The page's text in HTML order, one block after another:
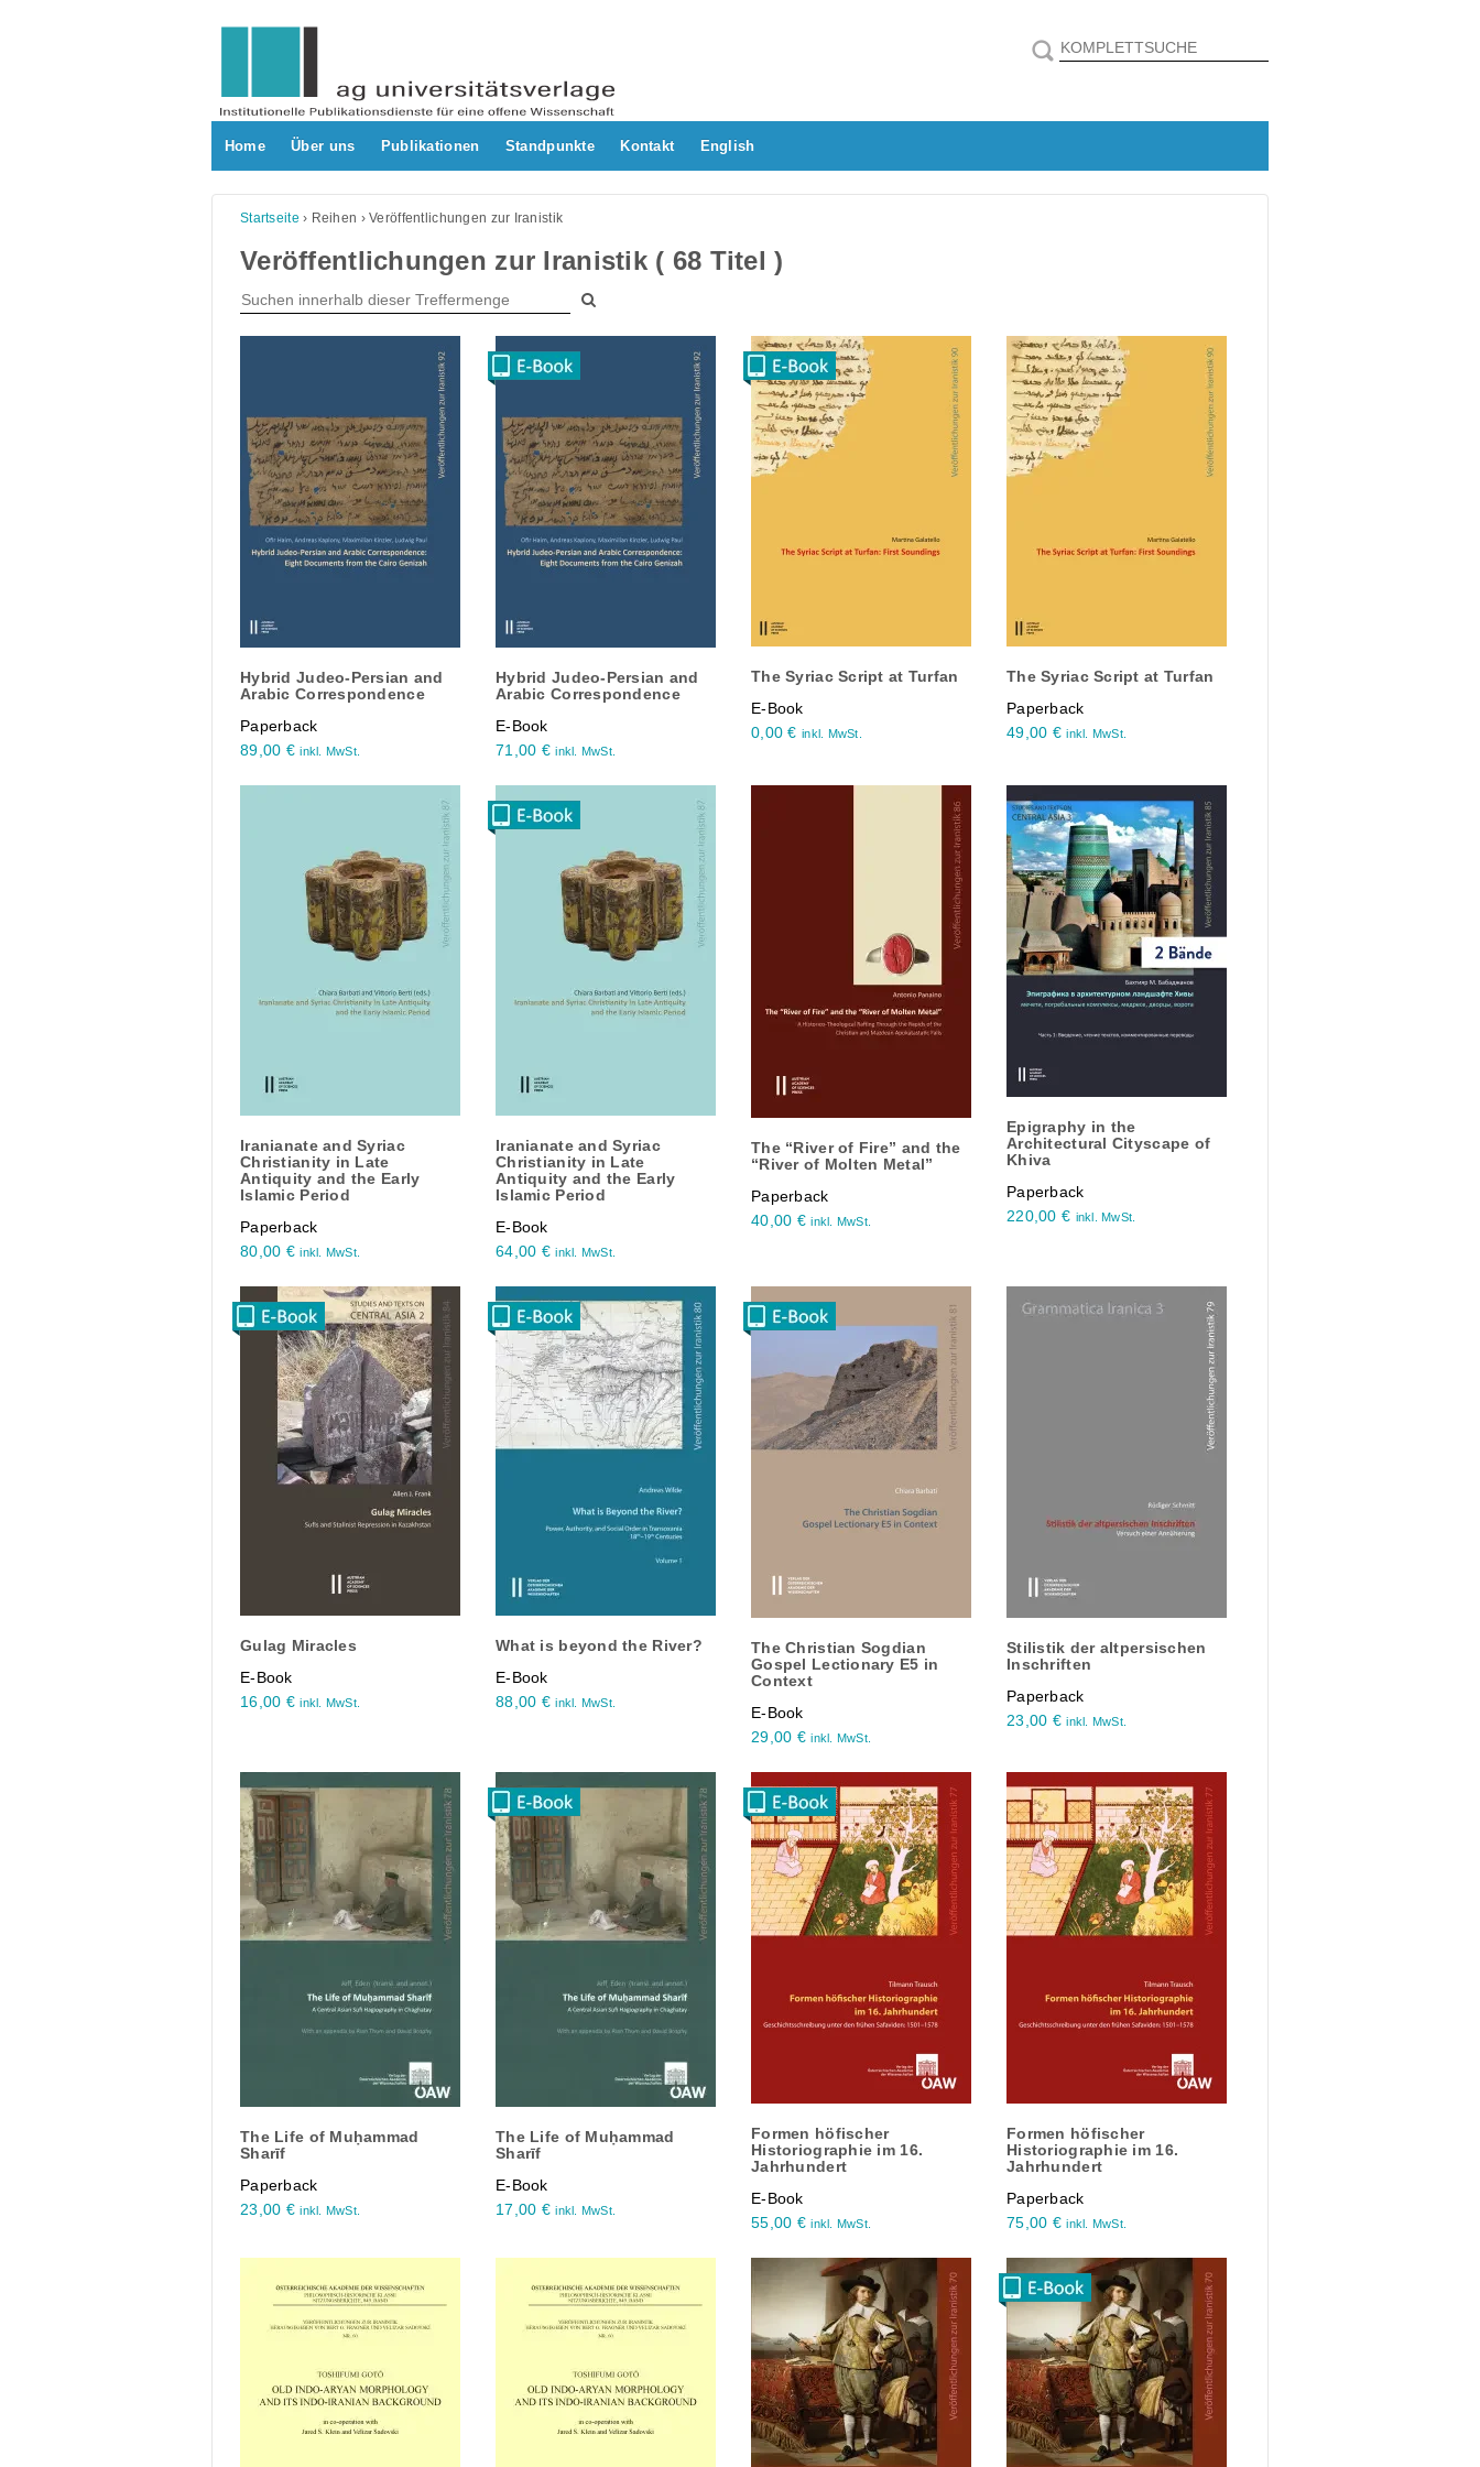
Home Über uns Publikationen Standpunkte Kontakt English
Startseite › Reihen ›Veröffentlichungen zur Iranistik
Veröffentlichungen zur Iranistik ( 68 Titel )
Hybrid Judeo-Persian and
Arabic Correspondence
Paperback
89,00 € inkl. MwSt.
Hybrid Judeo-Persian and
Arabic Correspondence
E-Book
71,00 € inkl. MwSt.
The Syriac Script at Turfan
E-Book
0,00€ inkl. MwSt.
The Syriac Script at Turfan
Paperback
49,00 € inkl. MwSt.
Iranianate and Syriac
Christianity in Late
Antiquity and the Early
Islamic Period
Paperback
80,00 € inkl. MwSt.
Iranianate and Syriac
Christianity in Late
Antiquity and the Early
Islamic Period
E-Book
64,00 € inkl. MwSt.
The “River of Fire” and the
“River of Molten Metal”
Paperback
40,00 € inkl. MwSt.
Epigraphy in the
Architectural Cityscape of
Khiva
Paperback
220,00 € inkl. MwSt.
Gulag Miracles
E-Book
16,00 € inkl. MwSt.
What is beyond the River?
E-Book
88,00 € inkl. MwSt.
The Christian Sogdian
Gospel Lectionary E5 in
Context
E-Book
29,00 € inkl. MwSt.
Stilistik der altpersischen
Inschriften
Paperback
23,00 € inkl. MwSt.
The Life of Muḥammad
Sharīf
Paperback
23,00 € inkl. MwSt.
The Life of Muḥammad
Sharīf
E-Book
17,00 € inkl. MwSt.
Formen höfischer
Historiographie im 16.
Jahrhundert
E-Book
55,00 € inkl. MwSt.
Formen höfischer
Historiographie im 16.
Jahrhundert
Paperback
75,00 € inkl. MwSt.